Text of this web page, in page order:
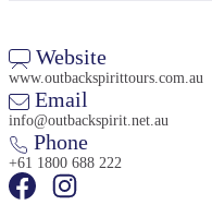
Website
www.outbackspirittours.com.au
Email
info@outbackspirit.net.au
Phone
+61 1800 688 222